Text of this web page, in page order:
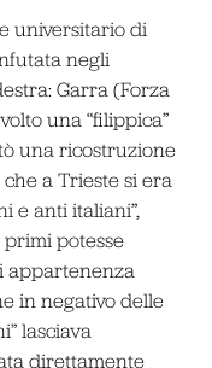
universitario di
negli
Garra (Forza
una “filippica”
una ricostruzione
a Trieste si era
e anti italiani”,
primi potesse
appartenenza
in negativo delle
lasciava
direttamente